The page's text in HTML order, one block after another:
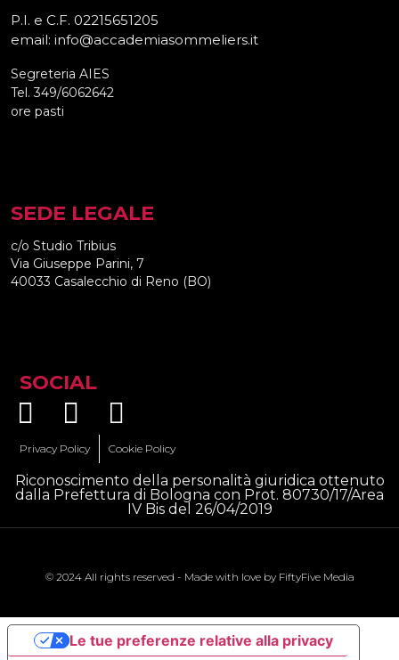
P.I. e C.F. 02215651205
email: info@accademiasommeliers.it
Segreteria AIES
Tel. 349/6062642
ore pasti
SEDE LEGALE
c/o Studio Tribius
Via Giuseppe Parini, 7
40033 Casalecchio di Reno (BO)
SOCIAL
Privacy Policy Cookie Policy
Riconoscimento della personalità giuridica ottenuto
dalla Prefettura di Bologna con Prot. 80730/17/Area
IV Bis del 26/04/2019
© 2024 All rights reserved - Made with love by FiftyFive Media
Le tue preferenze relative alla privacy